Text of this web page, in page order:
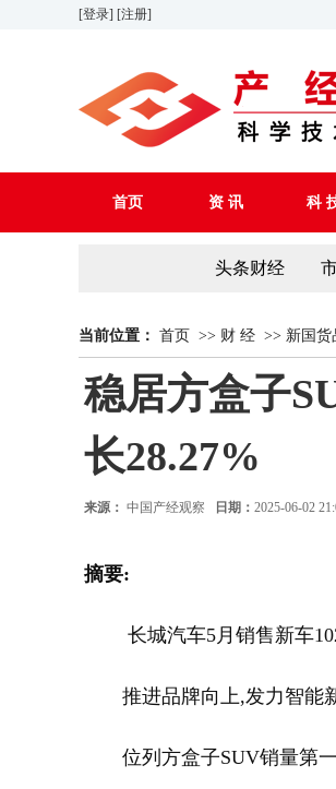
[登录] [注册]
首页 资 讯 科
头条财经
当前位置： 首页 >> 财 经 >> 新国货
稳居方盒子
长28.27%
来源： 中国产经观察 日期： 2025-06-02
摘要:
长城汽车5月销售新车
推进品牌向上,发力智能新
位列方盒子SUV销量第一,